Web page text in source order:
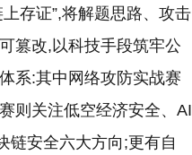
存证”,将解题思路、攻击
篡改,以科技手段筑牢公
系:其中网络攻防实战赛
则关注低空经济安全、AI
链安全六大方向;更有自